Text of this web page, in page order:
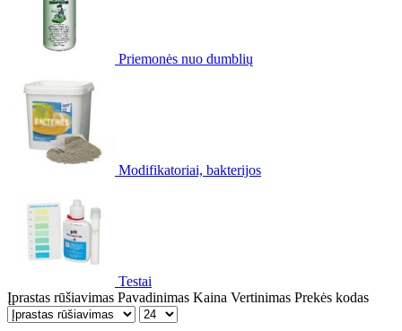
Priemonės nuo dumblių
Modifikatoriai, bakterijos
Testai
Įprastas rūšiavimas Pavadinimas Kaina Vertinimas Prekės kodas